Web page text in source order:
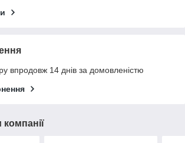
впродовж 14 днів за домовленістю
компанії